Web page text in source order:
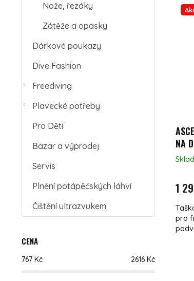
Nože, řezáky
Zátěže a opasky
Dárkové poukazy
Dive Fashion
Freediving
Plavecké potřeby
Pro Děti
Bazar a výprodej
Servis
Plnění potápěčských láhví
Čištění ultrazvukem
CENA
767 Kč 2616 Kč
NA
1
pro